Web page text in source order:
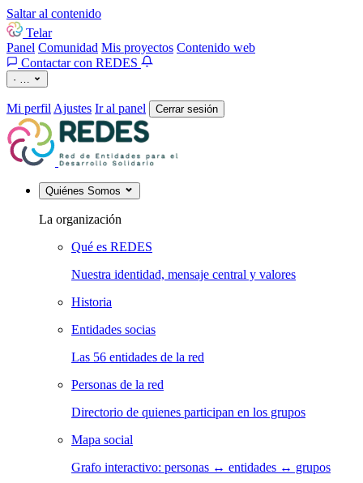
Saltar al contenido
Telar
Panel Comunidad Mis proyectos Contenido web
Contactar con REDES
· …
Mi perfil Ajustes Ir al panel Cerrar sesión
Quiénes Somos
La organización
Qué es REDES
Nuestra identidad, mensaje central y valores
Historia
Entidades socias
Las 56 entidades de la red
Personas de la red
Directorio de quienes participan en los grupos
Mapa social
Grafo interactivo: personas ↔ entidades ↔ grupos